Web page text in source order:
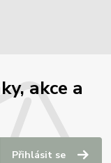
akce a
Přihlásit se